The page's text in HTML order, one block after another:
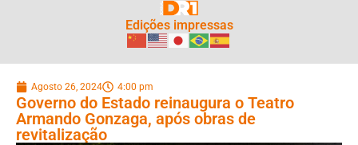
Edições impressas
Agosto 26, 2024 4:00 pm
Governo do Estado reinaugura o Teatro
Armando Gonzaga, após obras de
revitalização